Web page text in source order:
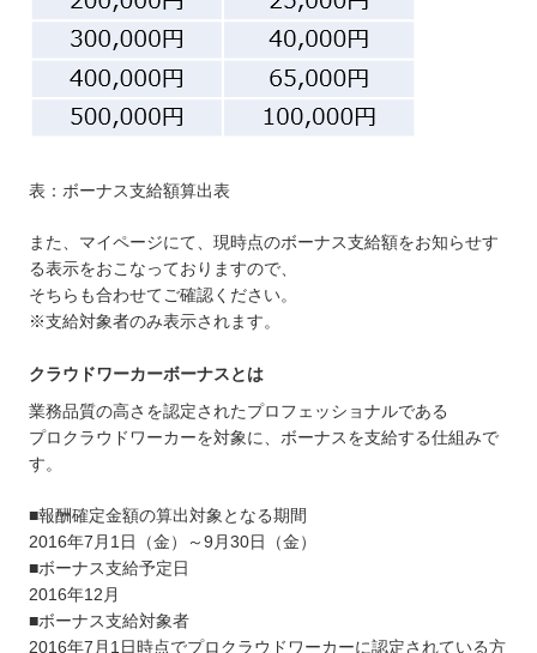
表：ボーナス支給額算出表
また、マイページにて、現時点のボーナス支給額をお知らせす
る表示をおこなっておりますので、
そちらも合わせてご確認ください。
※支給対象者のみ表示されます。
クラウドワーカーボーナスとは
業務品質の高さを認定されたプロフェッショナルである
プロクラウドワーカーを対象に、ボーナスを支給する仕組みで
す。
■報酬確定金額の算出対象となる期間
2016年7月1日（金）～9月30日（金）
■ボーナス支給予定日
2016年12月
■ボーナス支給対象者
2016年7月1日時点でプロクラウドワーカーに認定されている方